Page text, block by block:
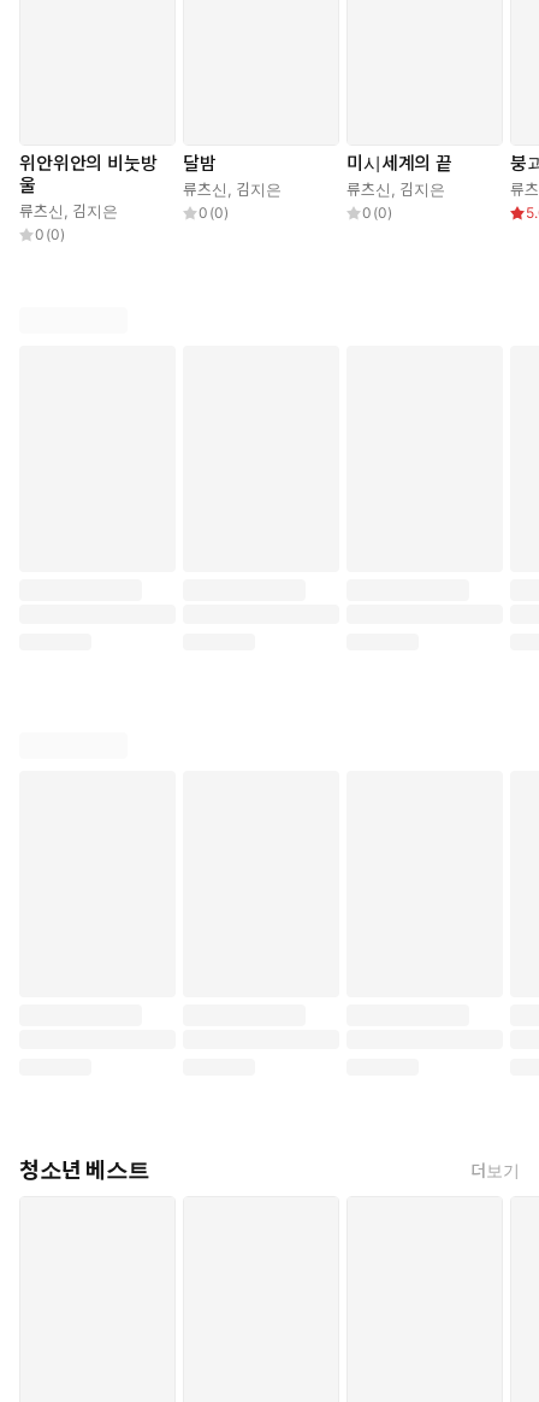
위안위안의 비눗방
울
류츠신 김지은
0 (0)
달밤
류츠신 김지은
0 (0)
미시세계의 끝
류츠신 김지은
0 (0)
붕
류
청소년 베스트 더보기